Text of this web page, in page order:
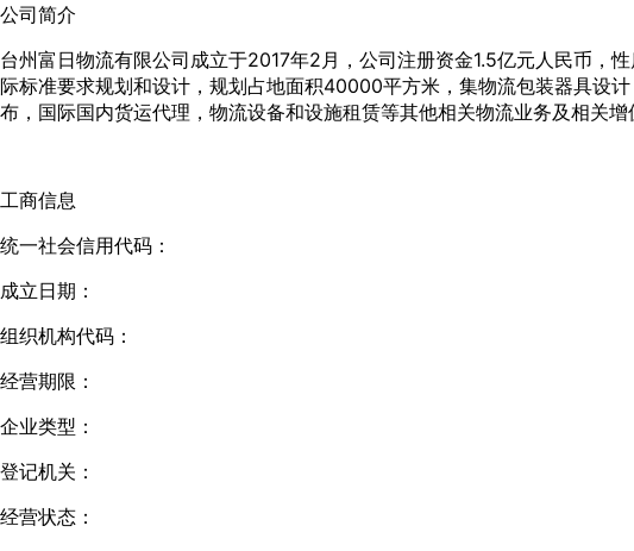
公司简介
台州富日物流有限公司成立于2017年2月，公司注册资金1.5亿元人民币，
际标准要求规划和设计，规划占地面积40000平方米，集物流包装器具设
布，国际国内货运代理，物流设备和设施租赁等其他相关物流业务及相关增
工商信息
统一社会信用代码：
成立日期：
组织机构代码：
经营期限：
企业类型：
登记机关：
经营状态：